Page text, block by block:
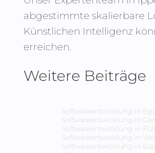
abgestimmte skalierbare
Künstlichen Intelligenz
erreichen.
Weitere Beiträge
Softwareentwicklung in
Softwareentwicklung in
Softwareentwicklung in
Softwareentwicklung in
Softwareentwicklung in